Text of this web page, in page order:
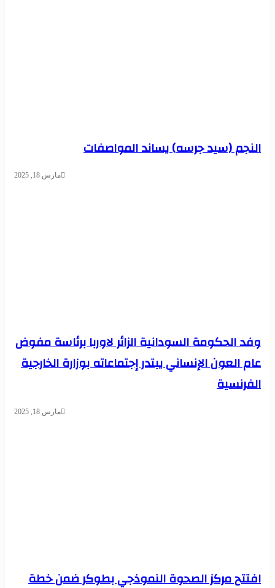
النجم (سيد جرسه) يساند المواصفات
مارس 18, 2025
وفد الحكومة السودانية الزائر لاوربا برئاسة مفوض
عام العون الإنساني يبتدر إجتماعاته بوزارة الخارجية
الفرنسية
مارس 18, 2025
افتتح مركز الصحوة النموذجي بطوكر ضمن خطة